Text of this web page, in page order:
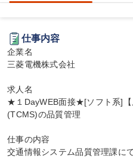
仕事内容
企業名
三菱電機株式会社
求人名
★１DayWEB面接★[ソフト系]【
(TCMS)の品質管理
仕事の内容
交通情報システム品質管理課に